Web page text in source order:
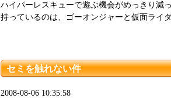
ハイパーレスキューで遊ぶ機会がめっきり減
持っているのは、ゴーオンジャーと仮面ライ
セミを触れない件
2008-08-06 10:35:58